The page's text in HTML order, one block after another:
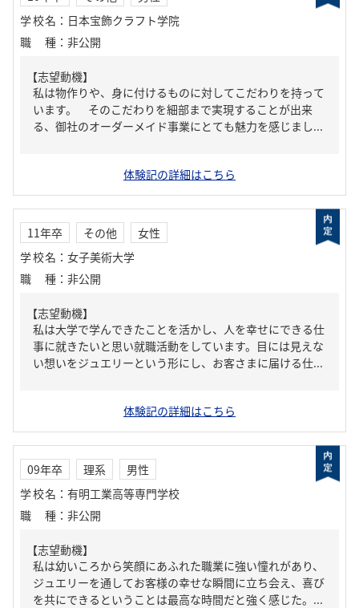
学校名 ： 日本宝飾クラフト学院
職種 ： 非公開
【志望動機】
私は物作りや、身に付けるものに対してこだわりを持って
います。 そのこだわりを細部まで実現することが出来
る、御社のオーダーメイド事業にとても魅力を感じまし...
体験記の詳細はこちら
11年卒 その他
女性
学校名 ： 女子美術大学
職種 ： 非公開
【志望動機】
私は大学で学んできたことを活かし、人を幸せにできる仕
事に就きたいと思い就職活動をしています。目には見えな
い想いをジュエリーという形にし、お客さまに届ける仕...
体験記の詳細はこちら
09年卒 理系
男性
学校名 ： 有明工業高等専門学校
職種 ： 非公開
【志望動機】
私は幼いころから笑顔にあふれた職業に強い憧れがあり、
ジュエリーを通してお客様の幸せな瞬間に立ち会え、喜び
を共にできるということは最高な時間だと強く感じた。...